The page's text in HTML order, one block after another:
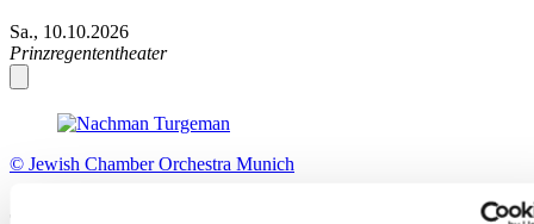
Sa., 10.10.2026
Prinzregententheater
© Jewish Chamber Orchestra Munich
Jüdisches Neujahrskonzert 5787